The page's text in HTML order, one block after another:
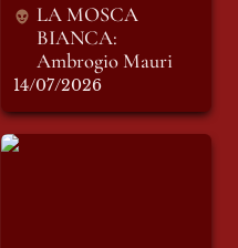
LA MOSCA
BIANCA:
Ambrogio Mauri
14/07/2026
I SIGNORI